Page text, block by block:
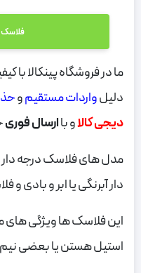
ما در فروشگاه پینکالا
دلیلواردات مستقیمو
دیجی کالاو باارسال فوری
مدل های فلاسک درجه دار
دار آبرنگی یا ابر و بادی
این فلاسک ها ویژگی های
استیل هستن یا بعضی نیم